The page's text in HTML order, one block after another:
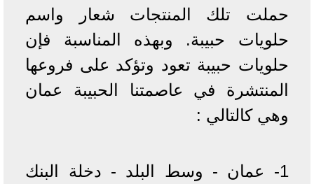
حملت تلك المنتجات شعار واسم
حلويات حبيبة. وبهذه المناسبة فإن
حلويات حبيبة تعود وتؤكد على فروعها
المنتشرة في عاصمتنا الحبيبة عمان
وهي كالتالي :
1- عمان - وسط البلد - دخلة البنك